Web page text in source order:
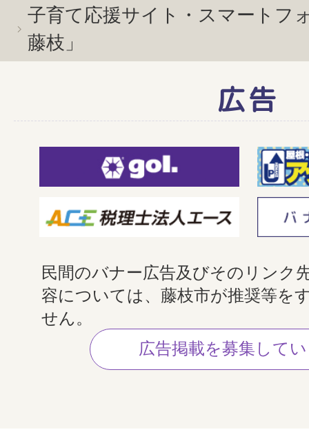
子育て応援サイト・スマートフ
藤枝」
広告
民間のバナー広告及びそのリンク
容については、藤枝市が推奨等を
せん。
広告掲載を募集して